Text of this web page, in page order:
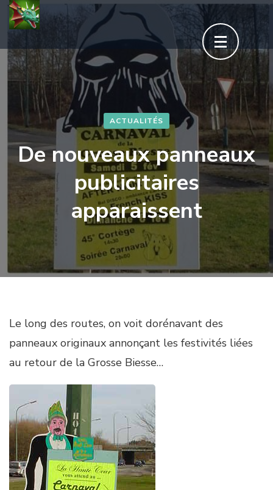
Aller
au
contenu
(Pressez
Entrée)
ACTUALITÉS
De nouveaux panneaux
publicitaires
apparaissent
Le long des routes, on voit dorénavant des
panneaux originaux annonçant les festivités liées
au retour de la Grosse Biesse…